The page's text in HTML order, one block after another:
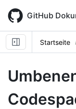
main
content
GitHub
Startseite